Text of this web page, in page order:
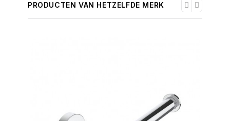
PRODUCTEN VAN HETZELFDE MERK